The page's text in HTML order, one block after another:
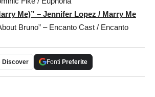
Me)” – Jennifer Lopez / Marry Me
Bruno” – Encanto Cast / Encanto
Discover Fonti Preferite